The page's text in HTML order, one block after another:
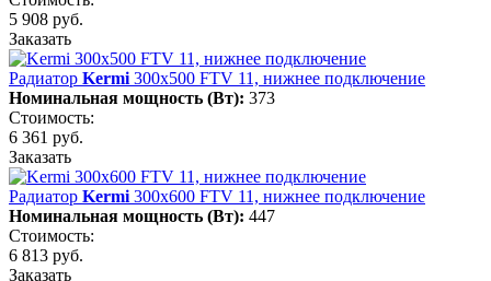
5 908 руб.
Заказать
Радиатор Kermi 300х500 FTV 11, нижнее подключение
Номинальная мощность (Вт): 373
Стоимость:
6 361 руб.
Заказать
Радиатор Kermi 300х600 FTV 11, нижнее подключение
Номинальная мощность (Вт): 447
Стоимость:
6 813 руб.
Заказать